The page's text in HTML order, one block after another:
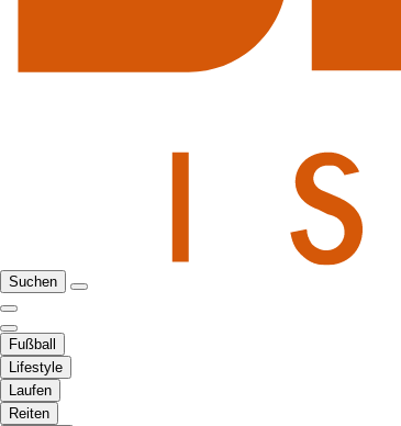
Suchen
Fußball
Lifestyle
Laufen
Reiten